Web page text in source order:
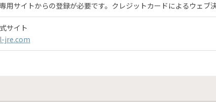
用サイトからの登録が必要です。クレジットカードによるウェブ決
サイト
jre.com